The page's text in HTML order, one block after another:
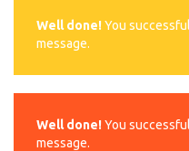
Well done!You
message.
Well done!You
message.